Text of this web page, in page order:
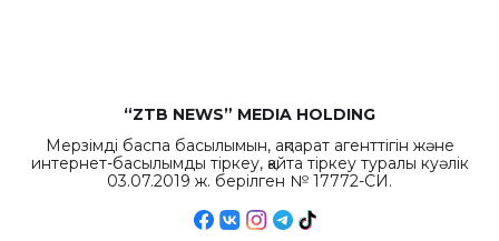
“ZTB NEWS” MEDIA HOLDING
Мерзімді баспа басылымын, ақпарат агенттігін және
интернет-басылымды тіркеу, қайта тіркеу туралы куәлік
03.07.2019 ж. берілген № 17772-СИ.